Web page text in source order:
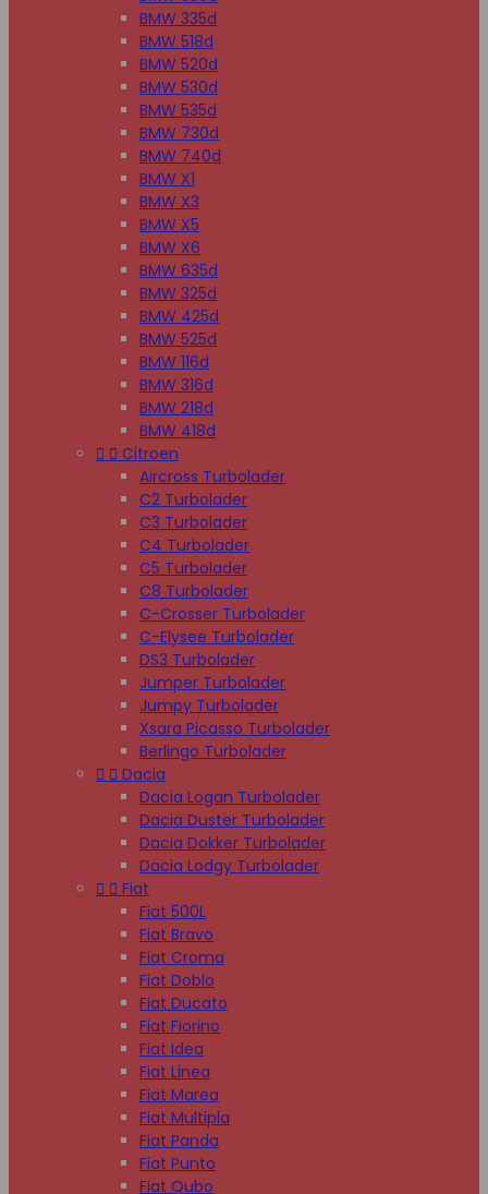
BMW 335d
BMW 518d
BMW 520d
BMW 530d
BMW 535d
BMW 730d
BMW 740d
BMW X1
BMW X3
BMW X5
BMW X6
BMW 635d
BMW 325d
BMW 425d
BMW 525d
BMW 116d
BMW 316d
BMW 218d
BMW 418d
  Citroen
Aircross Turbolader
C2 Turbolader
C3 Turbolader
C4 Turbolader
C5 Turbolader
C8 Turbolader
C-Crosser Turbolader
C-Elysee Turbolader
DS3 Turbolader
Jumper Turbolader
Jumpy Turbolader
Xsara Picasso Turbolader
Berlingo Turbolader
  Dacia
Dacia Logan Turbolader
Dacia Duster Turbolader
Dacia Dokker Turbolader
Dacia Lodgy Turbolader
  Fiat
Fiat 500L
Fiat Bravo
Fiat Croma
Fiat Doblo
Fiat Ducato
Fiat Fiorino
Fiat Idea
Fiat Linea
Fiat Marea
Fiat Multipla
Fiat Panda
Fiat Punto
Fiat Qubo